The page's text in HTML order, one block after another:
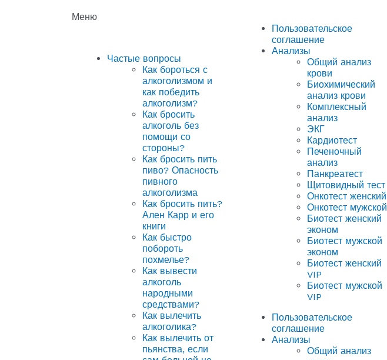
Меню
Частые вопросы
Как бороться с
алкоголизмом и
как победить
алкоголизм?
Как бросить
алкоголь без
помощи со
стороны?
Как бросить пить
пиво? Опасность
пивного
алкоголизма
Как бросить пить?
Ален Карр и его
книги
Как быстро
побороть
похмелье?
Как вывести
алкоголь
народными
средствами?
Как вылечить
алкоголика?
Как вылечить от
пьянства, если
Пользовательское
соглашение
Анализы
Общий анализ
крови
Биохимический
анализ крови
Комплексный
анализ
ЭКГ
Кардиотест
Печеночный
анализ
Панкреатест
Щитовидный тест
Онкотест женский
Онкотест мужской
Биотест женский
эконом
Биотест мужской
эконом
Биотест женский
VIP
Биотест мужской
VIP
Пользовательское
соглашение
Анализы
Общий анализ